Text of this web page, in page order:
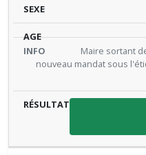
Maire sortant
nouveau mandat sous